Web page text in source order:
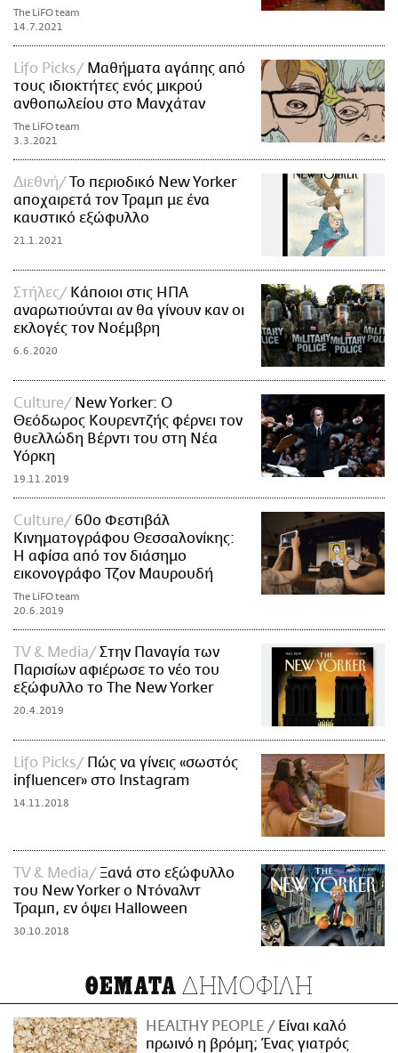
The LiFO team
14.7.2021
Lifo Picks
Μαθήματα αγάπης από
τους ιδιοκτήτες ενός μικρού
ανθοπωλείου στο Μανχάταν
The LiFO team
3.3.2021
Διεθνή
Το περιοδικό New Yorker
αποχαιρετά τον Τραμπ με ένα
καυστικό εξώφυλλο
21.1.2021
Στήλες
Κάποιοι στις ΗΠΑ
αναρωτιούνται αν θα γίνουν καν οι
εκλογές τον Νοέμβρη
6.6.2020
Culture
New Yorker: Ο
Θεόδωρος Κουρεντζής φέρνει τον
θυελλώδη Βέρντι του στη Νέα
Υόρκη
19.11.2019
Culture
60o Φεστιβάλ
Κινηματογράφου Θεσσαλονίκης:
Η αφίσα από τον διάσημο
εικονογράφο Τζον Μαυρουδή
The LiFO team
20.6.2019
TV & Media
Στην Παναγία των
Παρισίων αφιέρωσε το νέο του
εξώφυλλο το The New Yorker
20.4.2019
Lifo Picks
Πώς να γίνεις «σωστός
influencer» στο Instagram
14.11.2018
TV & Media
Ξανά στο εξώφυλλο
του New Yorker ο Ντόναλντ
Τραμπ, εν όψει Halloween
30.10.2018
ΘΕΜΑΤΑ ΔΗΜΟΦΙΛΗ
HEALTHY PEOPLE
Είναι καλό
πρωινό η βρόμη; Ένας γιατρός